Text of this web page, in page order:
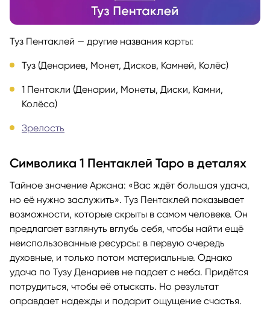
Туз Пентаклей — другие названия карты:
Туз (Денариев, Монет, Дисков, Камней, Колёс)
1 Пентакли (Денарии, Монеты, Диски, Камни,
Колёса)
Зрелость
Символика 1 Пентаклей Таро в деталях
Тайное значение Аркана: «Вас ждёт большая удача,
но её нужно заслужить». Туз Пентаклей показывает
возможности, которые скрыты в самом человеке. Он
предлагает взглянуть вглубь себя, чтобы найти ещё
неиспользованные ресурсы: в первую очередь
духовные, и только потом материальные. Однако
удача по Тузу Денариев не падает с неба. Придётся
потрудиться, чтобы её отыскать. Но результат
оправдает надежды и подарит ощущение счастья.